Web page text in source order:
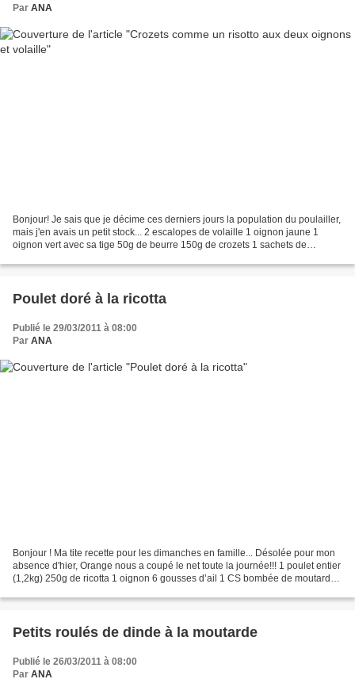
Par ANA
Bonjour! Je sais que je décime ces derniers jours la population du poulailler,
mais j'en avais un petit stock... 2 escalopes de volaille 1 oignon jaune 1
oignon vert avec sa tige 50g de beurre 150g de crozets 1 sachets de
Poulet doré à la ricotta
Publié le 29/03/2011 à 08:00
Par ANA
Bonjour ! Ma tite recette pour les dimanches en famille... Désolée pour mon
absence d'hier, Orange nous a coupé le net toute la journée!!! 1 poulet entier
(1,2kg) 250g de ricotta 1 oignon 6 gousses d’ail 1 CS bombée de moutarde
Petits roulés de dinde à la moutarde
Publié le 26/03/2011 à 08:00
Par ANA